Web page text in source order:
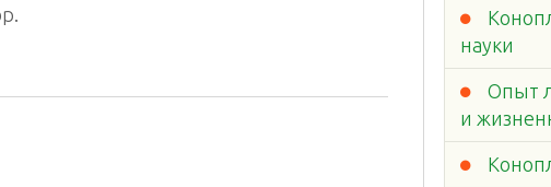
науки
Опыт
и